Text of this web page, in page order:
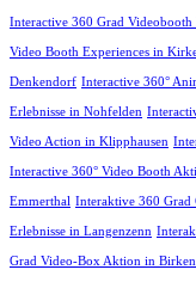
Interactive 360 Grad
Video Booth Experiences in
Denkendorf Interactive 360°
Erlebnisse in Nohfelden
Video Action in Klipphausen
Interactive 360° Video Booth
Emmerthal Interaktive 360 Grad
Erlebnisse in Langenzenn
Grad Video-Box Aktion in